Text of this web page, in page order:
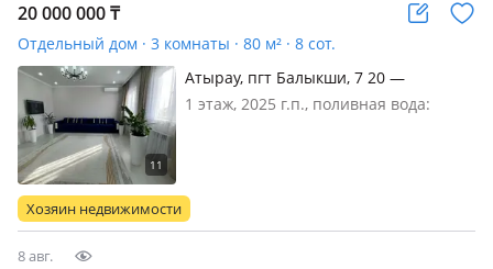
20 000 000₸
Отдельный дом · 3 комнаты · 80 м² · 8 сот.
Атырау, пгт Балыкши, 7 20 —
Водник-3, 7 улица, 20 дом
1 этаж, 2025 г.п., поливная вода:
обустроенный новый дом 2025 г
постройки, со свежим ремонтом. Вс…
Хозяин недвижимости
8 авг.